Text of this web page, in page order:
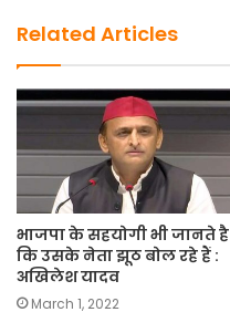
k
Related Articles
भाजपा के सहयोगी भी जानते है
कि उसके नेता झूठ बोल रहे हैं :
अखिलेश यादव
March 1, 2022